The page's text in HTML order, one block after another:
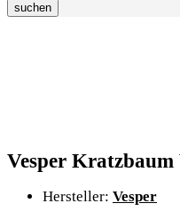
suchen
Vesper
Hersteller: Vesper